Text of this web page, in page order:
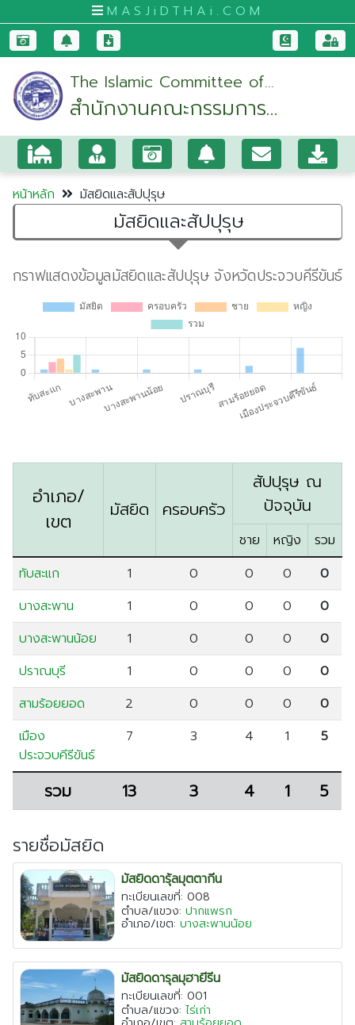
MASJiDTHAi.COM
หน้า
หลัก
มัสยิด
และ
สัป
ปุ
รุษ
กระบี่
ขอนแก่น
จันทบุรี
ชุมพร
ตรัง
นครนายก
นครศรีธรรมราช
ประจวบคีรีขันธ์
ปัตตานี
พังงา
ภูเก็ต
ยะลา
ระนอง
สตูล
สระบุรี
สุราษฎร์ธานี
เชียงใหม่
ระยอง
เพชรบุรี
ตาก
พระนครศรีอยุธยา
The Islamic Committee of
Prachuapkhirikhan Province
สำนักงานคณะกรรมการ
อิสลามประจำจังหวัด
ประจวบคีรีขันธ์
หน้าหลัก มัสยิดและสัปปุรุษ
มัสยิดและสัปปุรุษ
อำเภอ/
เขต
มัสยิด ครอบครัว
สัปปุรุษ ณ
ปัจจุบัน
ชาย หญิง
รวม
ทับสะแก
1 0 0 0
0
บางสะพาน
1 0 0 0
0
บางสะพานน้อย
1 0 0 0
0
ปราณบุรี
1 0 0 0
0
สามร้อยยอด
2 0 0 0
0
เมือง
ประจวบคีรีขันธ์
7 3 4 1 5
รวม 13 3 4 1 5
รายชื่อมัสยิด
มัสยิดดารุ้ลมุตตากีน
ทะเบียนเลขที่: 008
ตำบล/แขวง: ปากแพรก
อำเภอ/เขต: บางสะพานน้อย
มัสยิดดารุลมุฮายีรีน
ทะเบียนเลขที่: 001
ตำบล/แขวง: ไร่เก่า